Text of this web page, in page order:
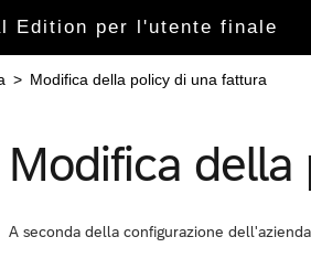
Edition per l'utente finale
> Modifica della policy di una fattura
Modifica della
A seconda della configurazione